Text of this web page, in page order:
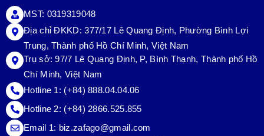
MST: 0319319048
Địa chỉ ĐKKD: 377/17 Lê Quang Định, Phường Bình Lợi
Trung, Thành phố Hồ Chí Minh, Việt Nam
Trụ sở:97/7 Lê Quang Định, P, Bình Thạnh, Thành phố Hồ
Chí Minh, Việt Nam
Hotline 1: (+84) 888.04.04.06
Hotline 2: (+84) 2866.525.855
Email 1: biz.zafago@gmail.com